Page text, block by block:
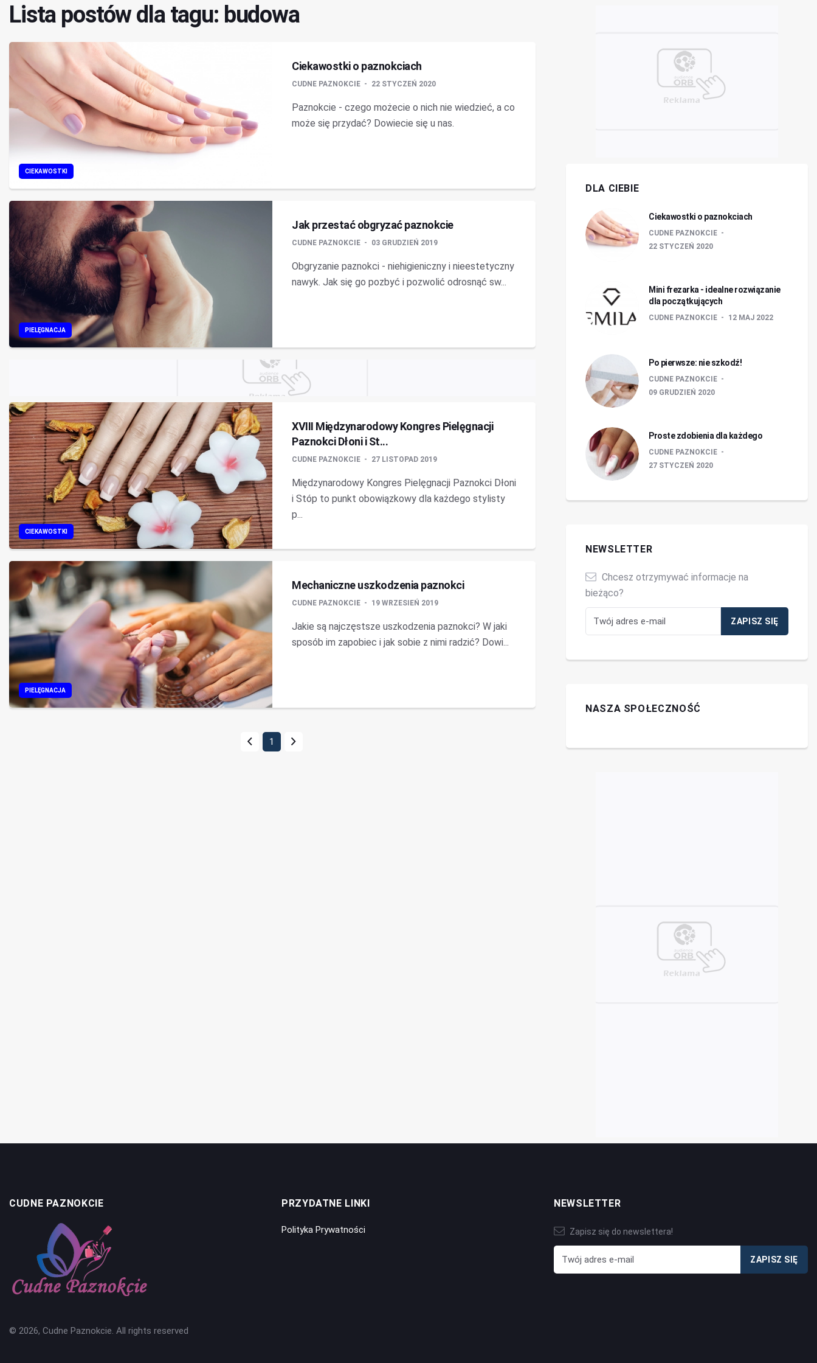
Lista postów dla tagu: budowa
CIEKAWOSTKI
Ciekawostki o paznokciach
CUDNE PAZNOKCIE 22 STYCZEŃ 2020
Paznokcie - czego możecie o nich nie wiedzieć, a co
może się przydać? Dowiecie się u nas.
PIELĘGNACJA
Jak przestać obgryzać paznokcie
CUDNE PAZNOKCIE 03 GRUDZIEŃ 2019
Obgryzanie paznokci - niehigieniczny i nieestetyczny
nawyk. Jak się go pozbyć i pozwolić odrosnąć sw...
CIEKAWOSTKI
XVIII Międzynarodowy Kongres Pielęgnacji
Paznokci Dłoni i St...
CUDNE PAZNOKCIE 27 LISTOPAD 2019
Międzynarodowy Kongres Pielęgnacji Paznokci Dłoni
i Stóp to punkt obowiązkowy dla każdego stylisty
p...
PIELĘGNACJA
Mechaniczne uszkodzenia paznokci
CUDNE PAZNOKCIE 19 WRZESIEŃ 2019
Jakie są najczęstsze uszkodzenia paznokci? W jaki
sposób im zapobiec i jak sobie z nimi radzić? Dowi...
1
DLA CIEBIE
Ciekawostki o paznokciach
CUDNE PAZNOKCIE
22 STYCZEŃ 2020
Mini frezarka - idealne rozwiązanie
dla początkujących
CUDNE PAZNOKCIE 12 MAJ 2022
Po pierwsze: nie szkodź!
CUDNE PAZNOKCIE
09 GRUDZIEŃ 2020
Proste zdobienia dla każdego
CUDNE PAZNOKCIE
27 STYCZEŃ 2020
NEWSLETTER
Chcesz otrzymywać informacje na
bieżąco?
NASZA SPOŁECZNOŚĆ
CUDNE PAZNOKCIE
© 2026, Cudne Paznokcie. All rights reserved
PRZYDATNE LINKI
Polityka Prywatności
NEWSLETTER
Zapisz się do newslettera!